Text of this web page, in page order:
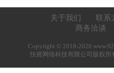
关于我们 联系
商务洽谈
Copyright © 2018-2026
扶摇网络科技有限公司版权所